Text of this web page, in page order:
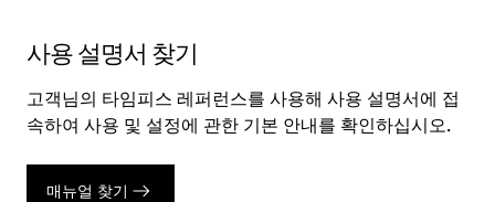
사용 설명서 찾기
고객님의 타임피스 레퍼런스를 사용해 사용 설명서에 접
속하여 사용 및 설정에 관한 기본 안내를 확인하십시오.
매뉴얼 찾기